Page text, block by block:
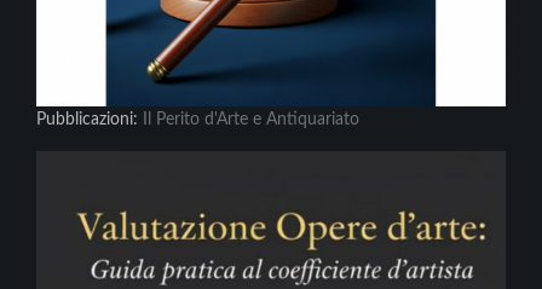
Pubblicazioni: Il Perito d'Arte e Antiquariato